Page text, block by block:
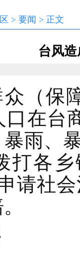
> 要闻 > 正文
台风
（保
口在台
雨、
打各
请社